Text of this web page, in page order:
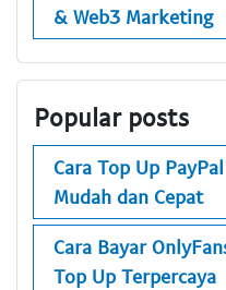
& Web3 Marketing
Popular posts
Cara Top Up
Mudah dan Cepat
Cara Bayar
Top Up Terpercaya